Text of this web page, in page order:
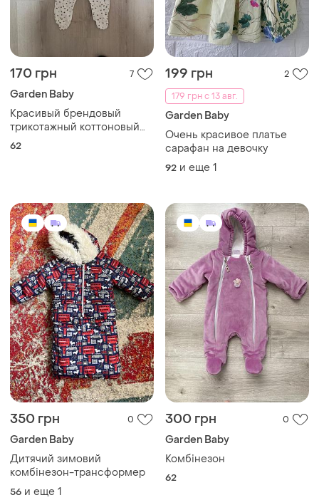
170 грн 7
Garden Baby
Красивый брендовый
трикотажный коттоновый
комплект для малышей
62
199 грн
2
179 грн с 13 авг.
Garden Baby
Очень красивое платье
сарафан на девочку
92 и еще 1
350 грн 0
Garden Baby
Дитячий зимовий
комбінезон-трансформер
56 и еще 1
300 грн 0
Garden Baby
Комбінезон
62